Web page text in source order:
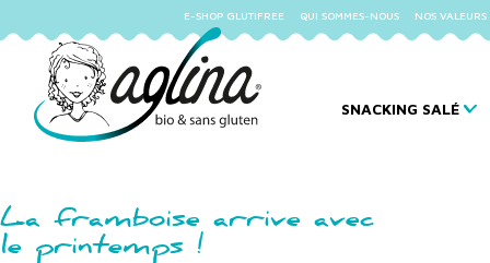
E-SHOP GLUTIFREE QUI SOMMES-NOUS NOS VALEURS
SNACKING SALÉ
La framboise arrive avec
le printemps !